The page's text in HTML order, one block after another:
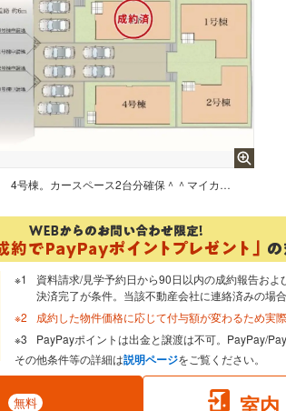
4号棟。カースペース2台分確保＾＾マイカー用に、お客さま用に、余裕を持ってご利用いただけます。3号棟成約済み。
資料請求/見学予約日から90日以内の成約報告お
決済完了が条件。当該不動産会社に連絡済みの場合
成約した物件価格に応じて付与額が変わるため実
PayPayポイントは出金と譲渡は不可。PayPay/
その他条件等の詳細は説明ページをご覧ください。
無料 室内